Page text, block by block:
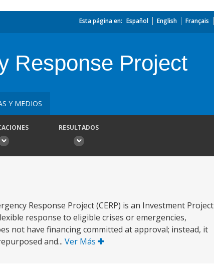
Esta página en: Español English Français
Response Project
Y MEDIOS
RESULTADOS
Response Project (CERP) is an Investment Project
response to eligible crises or emergencies,
not have financing committed at approval; instead, it
and... Ver Más